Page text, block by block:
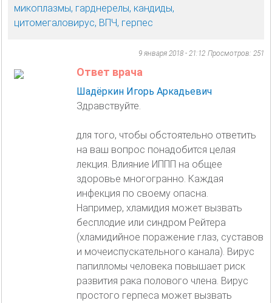
микоплазмы, гарднерелы, кандиды,
цитомегаловирус, ВПЧ, герпес
9 января 2018 - 21:12 Просмотров: 251
Ответ врача
Шадёркин Игорь Аркадьевич
Здравствуйте.
для того, чтобы обстоятельно ответить
на ваш вопрос понадобится целая
лекция. Влияние ИППП на общее
здоровье многогранно. Каждая
инфекция по своему опасна.
Например, хламидия может вызвать
бесплодие или синдром Рейтера
(хламидийное поражение глаз, суставов
и мочеиспускательного канала). Вирус
папилломы человека повышает риск
развития рака полового члена. Вирус
простого герпеса может вызвать